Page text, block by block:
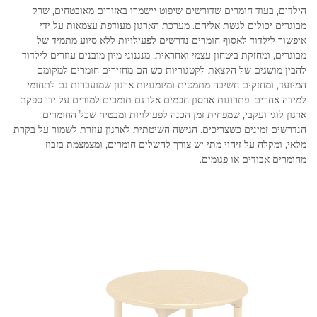
הילדים, בעוד חומרים שדורשים שיפוט יישמרו באזורים מאובטחים, שרק
מבוגרים יכולים לגשת אליהם. מערכת הארגון מעודפת עצמאות על ידי
איפשור לילדוד לאסוף חומרים נדרשים לפעילויות ללא סיוע מתמיד של
מבוגרים, ומחזקת ביטחון עצמי ואחראית. מנגנוני מיון מובנים עוזרים לילדוד
להבין מושגים של הקצאת לקטגוריות כש הם מחזירים חומרים למקומם
המיועד, ומחזקים חשיבה מתמטית ומיומנויות ארגון שמועברות גם לתחומי
למידה אחרים. פתרונות אחסון חכמים אלו גם תומכים למורים על ידי ספקת
ארגון לוגי ועקבי, שמפחית זמן הכנה לפעילויות ומבטיח שכל החומרים
הנדרשים זמינים כשצריכים. הגישה השיטתית לארגון עוזרת לשמור על בקרת
מלאי, ומקלה על זיהוי מתי יש צורך להשלים חומרים, ומצמצמת בזבוז
מחומרים אבודים או פגומים.